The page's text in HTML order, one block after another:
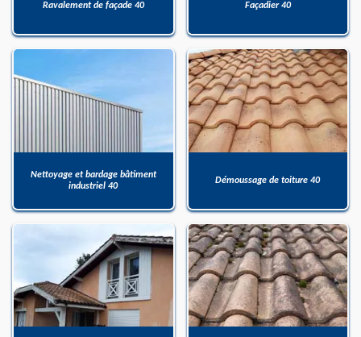
Ravalement de façade 40 Façadier 40
Nettoyage et bardage bâtiment
industriel 40
Démoussage de toiture 40